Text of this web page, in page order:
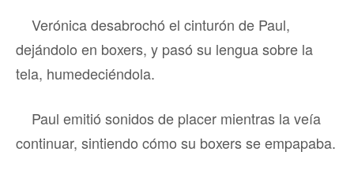
Verónica desabrochó el cinturón de Paul,
dejándolo en boxers, y pasó su lengua sobre la
tela, humedeciéndola.
Paul emitió sonidos de placer mientras la veía
continuar, sintiendo cómo su boxers se empapaba.